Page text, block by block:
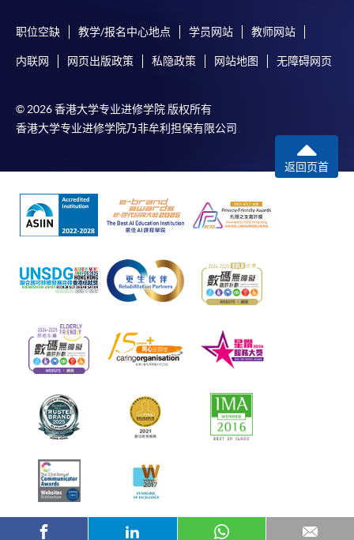
职位空缺 教学/报名中心地点 学员网站 教师网站
内联网 网页出版政策 私隐政策 网站地图 无障碍网页
© 2026 香港大学专业进修学院 版权所有
香港大学专业进修学院乃非牟利担保有限公司
返回页首